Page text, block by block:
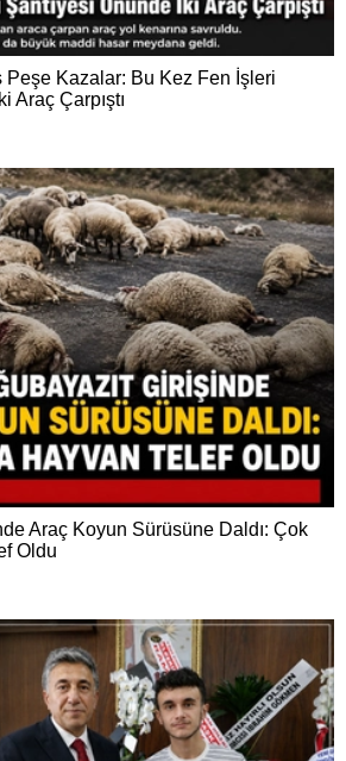
Peşe Kazalar: Bu Kez Fen İşleri
Araç Çarpıştı
Araç Koyun Sürüsüne Daldı: Çok
Oldu